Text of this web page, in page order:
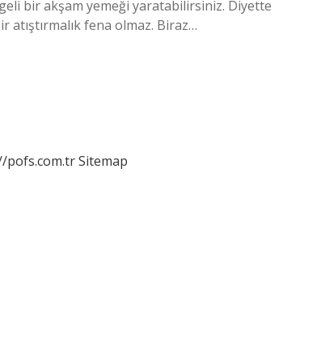
bir akşam yemeği yaratabilirsiniz. Diyette
atıştırmalık fena olmaz. Biraz…
pofs.com.trSitemap